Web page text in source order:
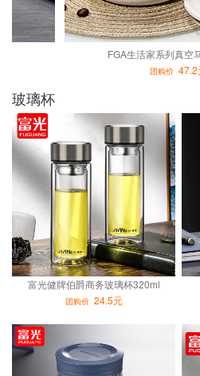
FGA生活家系列真空
团购价 47.2
玻璃杯
富光健牌伯爵商务玻璃杯320ml
团购价24.5元